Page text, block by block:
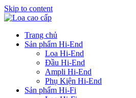
Skip to content
Trang chủ
Sản phẩm Hi-End
Loa Hi-End
Đầu Hi-End
Ampli Hi-End
Phụ Kiện Hi-End
Sản phẩm Hi-Fi